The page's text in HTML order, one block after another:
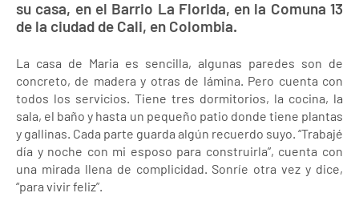
su casa, en el Barrio La Florida, en la Comuna 13
de la ciudad de Cali, en Colombia.
La casa de Maria es sencilla, algunas paredes son de
concreto, de madera y otras de lámina. Pero cuenta con
todos los servicios. Tiene tres dormitorios, la cocina, la
sala, el baño y hasta un pequeño patio donde tiene plantas
y gallinas. Cada parte guarda algún recuerdo suyo. “Trabajé
día y noche con mi esposo para construirla”, cuenta con
una mirada llena de complicidad. Sonríe otra vez y dice,
“para vivir feliz”.